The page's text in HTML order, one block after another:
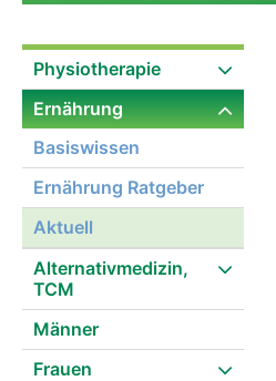
Physiotherapie
Ernährung
Basiswissen
Ernährung Ratgeber
Aktuell
Alternativmedizin,
TCM
Männer
Frauen